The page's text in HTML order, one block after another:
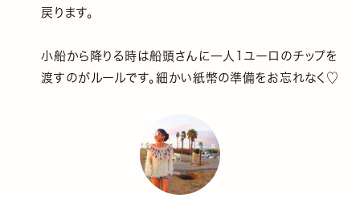
戻ります。
小船から降りる時は船頭さんに一人1ユーロのチップを
渡すのがルールです。細かい紙幣の準備をお忘れなく♡